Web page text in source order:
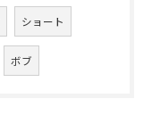
ショート
ボブ